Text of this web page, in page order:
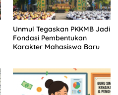
Unmul Tegaskan PKKMB Jadi
Fondasi Pembentukan
Karakter Mahasiswa Baru